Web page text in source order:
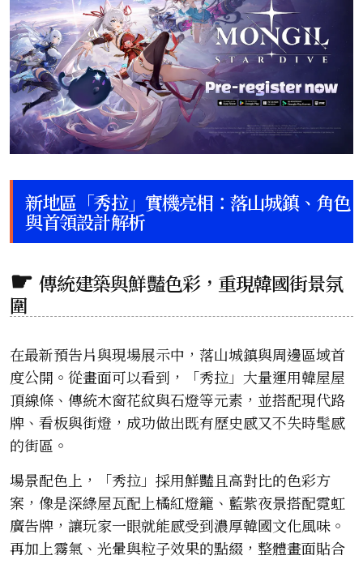
新地區「秀拉」實機亮相：落山城鎮、角色
與首領設計解析
傳統建築與鮮豔色彩，重現韓國街景氛
圍
在最新預告片與現場展示中，落山城鎮與周邊區域首
度公開。從畫面可以看到，「秀拉」大量運用韓屋屋
頂線條、傳統木窗花紋與石燈等元素，並搭配現代路
牌、看板與街燈，成功做出既有歷史感又不失時髦感
的街區。
場景配色上，「秀拉」採用鮮豔且高對比的色彩方
案，像是深綠屋瓦配上橘紅燈籠、藍紫夜景搭配霓虹
廣告牌，讓玩家一眼就能感受到濃厚韓國文化風味。
再加上霧氣、光暈與粒子效果的點綴，整體畫面貼合